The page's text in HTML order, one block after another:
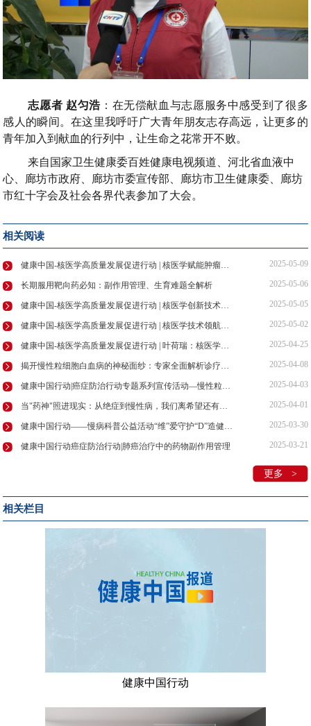
志愿者 赵匀浩： 在无偿献血与志愿服务中感受到了很多
感人的瞬间 。在这里我呼吁广大青年朋友志存高远 ， 让更多的
青年加入到献血的行列中 ，让生命之花常开不败。
来自国家卫生健康委百姓健康电视频道、河北省血液中
心、 廊坊市政府、 廊坊市委宣传部、 廊坊市卫生健康委、 廊坊
市红十字会及社会各界代表参加了大会。
相关阅读
健康中国-核医学高质量发展促进行动 | 核医学赋能肿瘤诊疗，守护患者健康防线 2025-05-09
长期服用靶向药必知：副作用管理、生育难题全解析 2025-05-06
健康中国-核医学高质量发展促进行动 | 核医学创新技术领航肿瘤诊疗新未来 2025-05-05
健康中国-核医学高质量发展促进行动 | 核医学技术领航精准诊疗，助力健康中国建设 2025-05-02
健康中国-核医学高质量发展促进行动 | 叶荷瑞：核医学发展共筑基石核安全多元主体协同治理 2025-04-25
揭开慢性粒细胞白血病的神秘面纱：专家全面解析诊疗要点 2025-04-08
健康中国行动|癌症防治行动专题系列宣传活动—慢性粒细胞性白血病的防治药访谈节目在京录制 2025-04-03
当"药神"照进现实：从绝症到慢性病，我们离希望还有多远？ 2025-04-01
健康中国行动——慢病科普公益活动“维”爱守护“D”造健康在京举行！ 2025-03-30
健康中国行动癌症防治行动|肺癌治疗中的药物副作用管理 2025-03-21
更多 >
相关栏目
健康中国行动